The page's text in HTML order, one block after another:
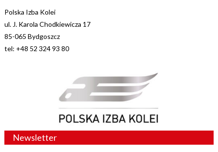
Polska Izba Kolei
ul. J. Karola Chodkiewicza 17
85-065 Bydgoszcz
tel: +48 52 324 93 80
Newsletter